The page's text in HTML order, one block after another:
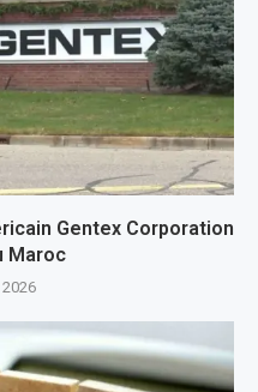
Gentex Corporation
Maroc